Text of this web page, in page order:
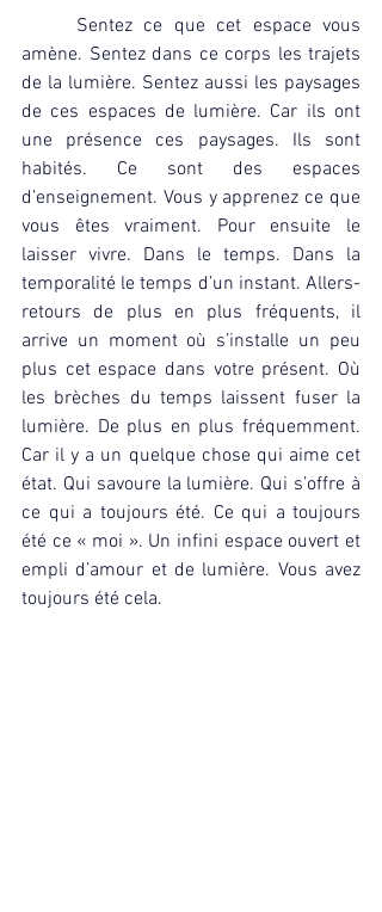
amène. Sentez dans ce corps les trajets
de la lumière. Sentez aussi les paysages
de ces espaces de lumière. Car ils ont
une présence ces paysages. Ils sont
habités. Ce sont des espaces
d’enseignement. Vous y apprenez ce que
vous êtes vraiment. Pour ensuite le
laisser vivre. Dans le temps. Dans la
temporalité le temps d’un instant. Allers-
retours de plus en plus fréquents, il
arrive un moment où s’installe un peu
plus cet espace dans votre présent. Où
les brèches du temps laissent fuser la
lumière. De plus en plus fréquemment.
Car il y a un quelque chose qui aime cet
état. Qui savoure la lumière. Qui s’offre à
ce qui a toujours été. Ce qui a toujours
été ce « moi ». Un infini espace ouvert et
empli d’amour et de lumière. Vous avez
toujours été cela.